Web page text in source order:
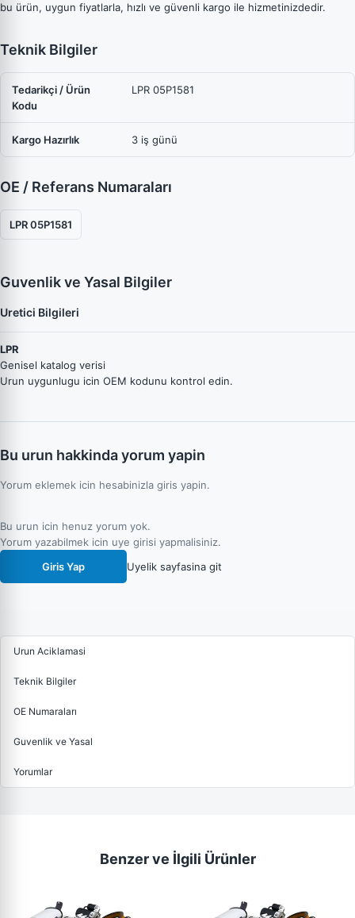
bu ürün, uygun fiyatlarla, hızlı ve güvenli kargo ile hizmetinizdedir.
Teknik Bilgiler
Tedarikçi / Ürün
Kodu
LPR 05P1581
Kargo Hazırlık 3 iş günü
OE / Referans Numaraları
LPR 05P1581
Guvenlik ve Yasal Bilgiler
Uretici Bilgileri
LPR
Genisel katalog verisi
Urun uygunlugu icin OEM kodunu kontrol edin.
Bu urun hakkinda yorum yapin
Yorum eklemek icin hesabinizla giris yapin.
Bu urun icin henuz yorum yok.
Yorum yazabilmek icin uye girisi yapmalisiniz.
Giris Yap
Uyelik sayfasina git
Urun Aciklamasi
Teknik Bilgiler
OE Numaraları
Guvenlik ve Yasal
Yorumlar
Benzer ve İlgili Ürünler